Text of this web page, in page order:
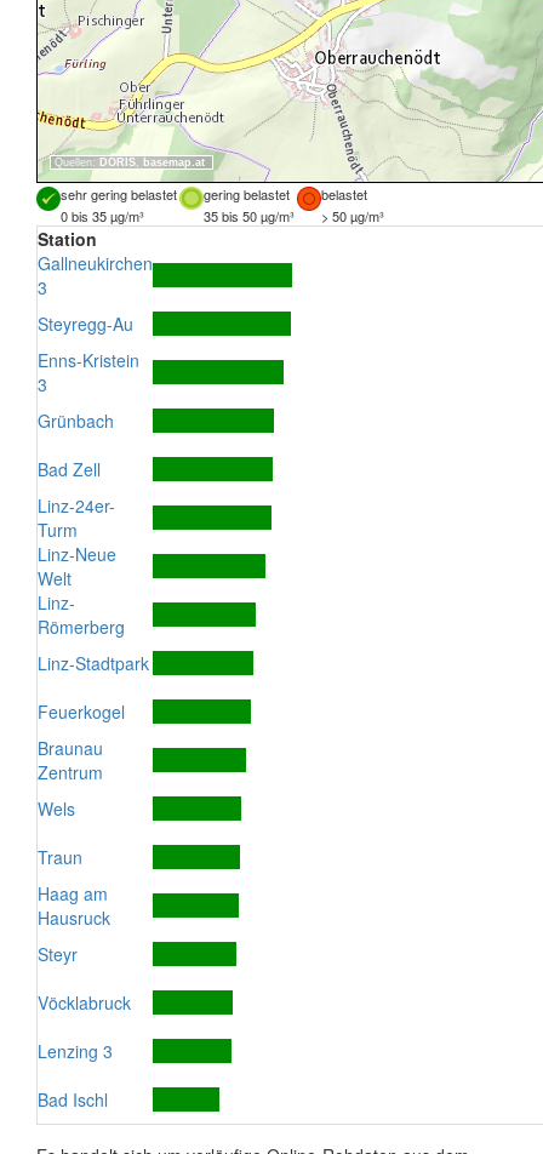
Quellen: DORIS, basemap.at
sehr gering belastet gering belastet
belastet
0 bis 35 µg/m³
35 bis 50 µg/m³ > 50 µg/m³
Station
Gallneukirchen
3
Steyregg-Au
Enns-Kristein
3
Grünbach
Bad Zell
Linz-24er-
Turm
Linz-Neue
Welt
Linz-
Römerberg
Linz-Stadtpark
Feuerkogel
Braunau
Zentrum
Wels
Traun
Haag am
Hausruck
Steyr
Vöcklabruck
Lenzing 3
Bad Ischl